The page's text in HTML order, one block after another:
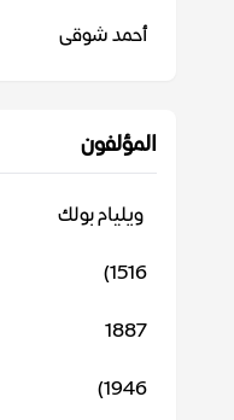
أحمد شوقى
المؤلفون
‬ ويليام بولك
1516)
1887
1946)